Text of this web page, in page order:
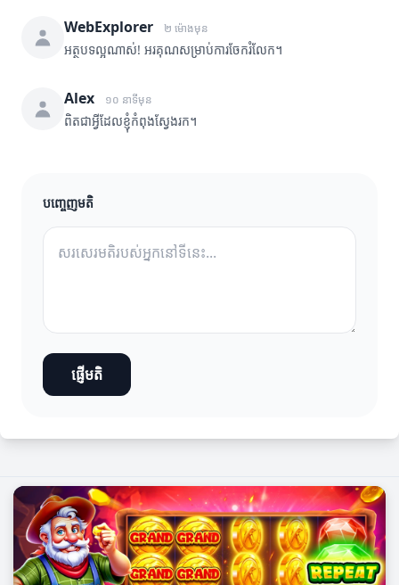
WebExplorer ២ ម៉ោងមុន
អត្ថបទល្អណាស់! អរគុណសម្រាប់ការចែករំលែក។
Alex ១០ នាទីមុន
ពិតជាអ្វីដែលខ្ញុំកំពុងស្វែងរក។
បញ្ចេញមតិ
ផ្ញើមតិ